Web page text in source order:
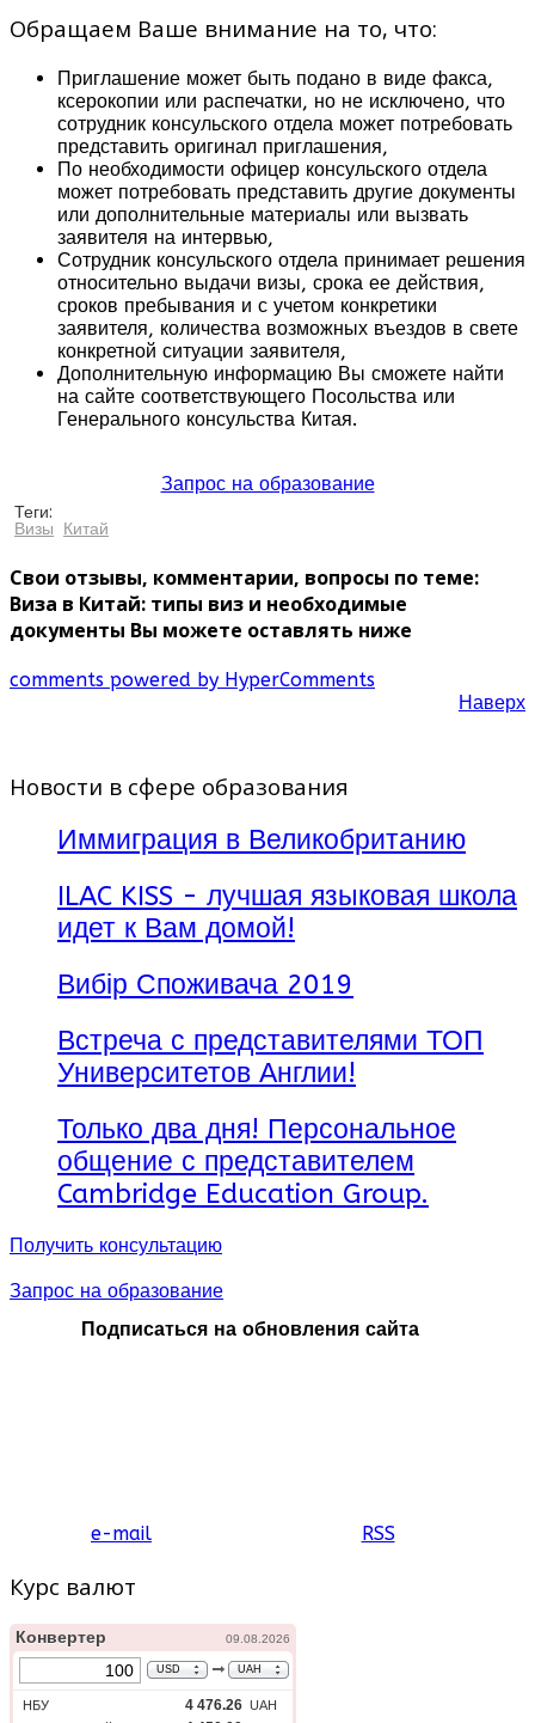
Обращаем Ваше внимание на то, что:
Приглашение может быть подано в виде факса,
ксерокопии или распечатки, но не исключено, что
сотрудник консульского отдела может потребовать
представить оригинал приглашения,
По необходимости офицер консульского отдела
может потребовать представить другие документы
или дополнительные материалы или вызвать
заявителя на интервью,
Сотрудник консульского отдела принимает решения
относительно выдачи визы, срока ее действия,
сроков пребывания и с учетом конкретики
заявителя, количества возможных въездов в свете
конкретной ситуации заявителя,
Дополнительную информацию Вы сможете найти
на сайте соответствующего Посольства или
Генерального консульства Китая.
Запрос на образование
Теги:
Визы Китай
Свои отзывы, комментарии, вопросы по теме:
Виза в Китай: типы виз и необходимые
документы Вы можете оставлять ниже
comments powered by HyperComments
Наверх
Новости в сфере образования
Иммиграция в Великобританию
ILAC KISS - лучшая языковая школа
идет к Вам домой!
Вибір Споживача 2019
Встреча с представителями ТОП
Университетов Англии!
Только два дня! Персональное
общение с представителем
Cambridge Education Group.
Получить консультацию
Запрос на образование
Подписаться на обновления сайта
e-mail RSS
Курс валют